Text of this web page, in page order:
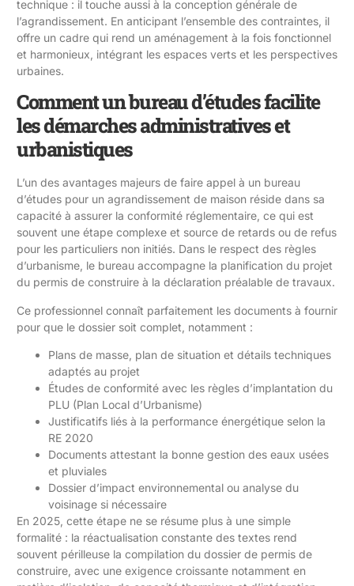
technique : il touche aussi à la conception générale de
l’agrandissement. En anticipant l’ensemble des contraintes, il
offre un cadre qui rend un aménagement à la fois fonctionnel
et harmonieux, intégrant les espaces verts et les perspectives
urbaines.
Comment un bureau d’études facilite
les démarches administratives et
urbanistiques
L’un des avantages majeurs de faire appel à un bureau
d’études pour un agrandissement de maison réside dans sa
capacité à assurer la conformité réglementaire, ce qui est
souvent une étape complexe et source de retards ou de refus
pour les particuliers non initiés. Dans le respect des règles
d’urbanisme, le bureau accompagne la planification du projet
du permis de construire à la déclaration préalable de travaux.
Ce professionnel connaît parfaitement les documents à fournir
pour que le dossier soit complet, notamment :
Plans de masse, plan de situation et détails techniques
adaptés au projet
Études de conformité avec les règles d’implantation du
PLU (Plan Local d’Urbanisme)
Justificatifs liés à la performance énergétique selon la
RE 2020
Documents attestant la bonne gestion des eaux usées
et pluviales
Dossier d’impact environnemental ou analyse du
voisinage si nécessaire
En 2025, cette étape ne se résume plus à une simple
formalité : la réactualisation constante des textes rend
souvent périlleuse la compilation du dossier de permis de
construire, avec une exigence croissante notamment en